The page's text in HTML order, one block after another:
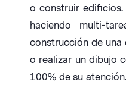
o construir
haciendo multi-
construcción de una
o realizar un dibujo
100% de su